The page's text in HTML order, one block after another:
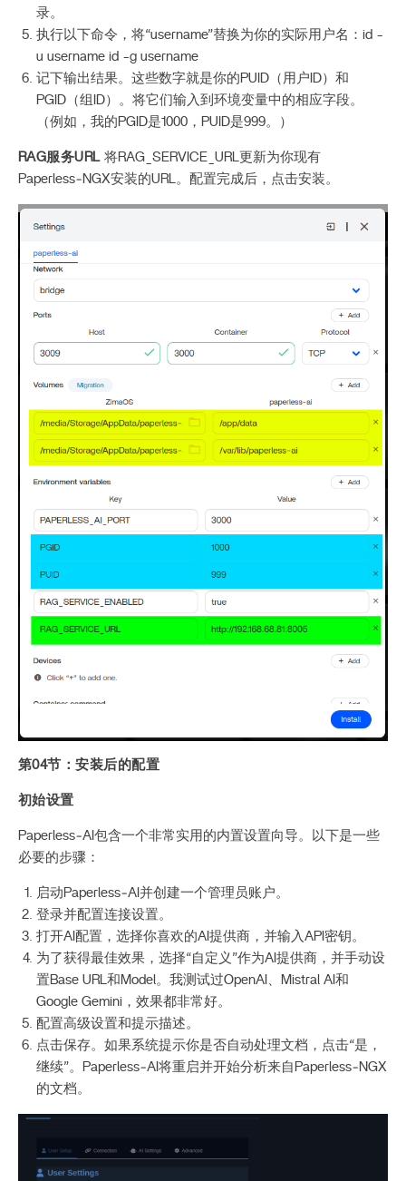
录。
执行以下命令，将“username”替换为你的实际用户名：id -
u username id -g username
记下输出结果。这些数字就是你的PUID（用户ID）和
PGID（组ID）。将它们输入到环境变量中的相应字段。
（例如，我的PGID是1000，PUID是999。）
RAG服务URL将RAG_SERVICE_URL更新为你现有
Paperless‑NGX安装的URL。配置完成后，点击安装。
第04节：安装后的配置
初始设置
Paperless‑AI包含一个非常实用的内置设置向导。以下是一些
必要的步骤：
启动Paperless‑AI并创建一个管理员账户。
登录并配置连接设置。
打开AI配置，选择你喜欢的AI提供商，并输入API密钥。
为了获得最佳效果，选择“自定义”作为AI提供商，并手动设
置Base URL和Model。我测试过OpenAI、Mistral AI和
Google Gemini，效果都非常好。
配置高级设置和提示描述。
点击保存。如果系统提示你是否自动处理文档，点击“是，
继续”。Paperless‑AI将重启并开始分析来自Paperless‑NGX
的文档。